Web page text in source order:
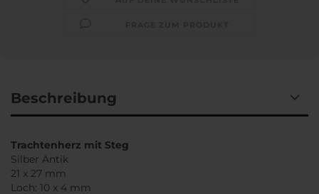
Beschreibung
Trachtenherz mit Steg
Silber Antik
21 x 27 mm
Loch: 10 x 4 mm